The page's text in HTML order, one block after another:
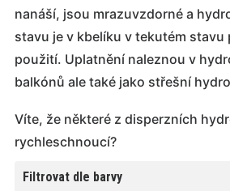
nanáší, jsou mrazuvzdorné a
stavu je v kbelíku v tekutém
použití. Uplatnění naleznou v
balkónů ale také jako střešní
Víte, že některé z disperzních
rychleschnoucí?
Filtrovat dle barvy